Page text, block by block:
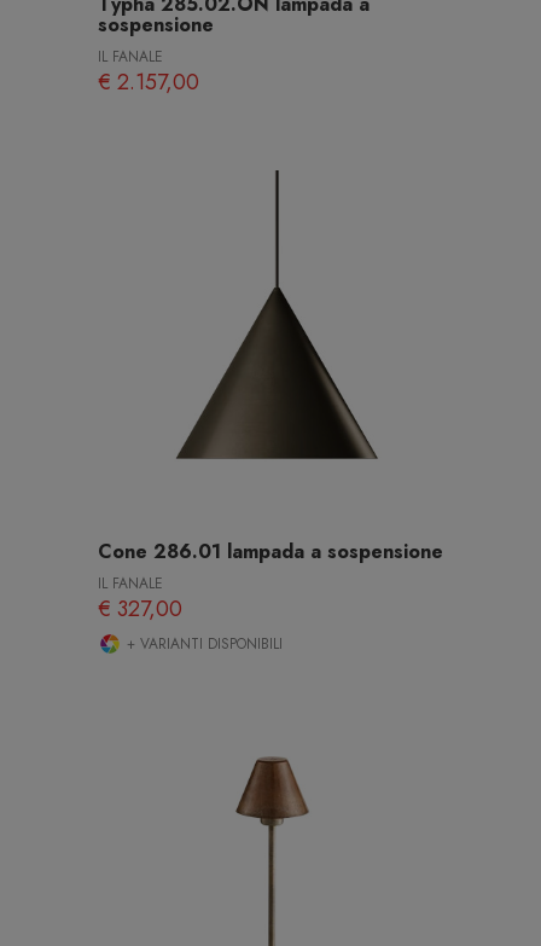
sospensione
IL FANALE
€ 2.157,00
Cone 286.01 lampada a sospensione
IL FANALE
€ 327,00
+ VARIANTI DISPONIBILI